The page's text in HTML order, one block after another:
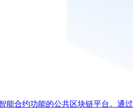
能合约功能的公共区块链平台。通过